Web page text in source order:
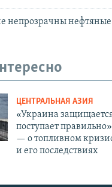
непрозрачны
ЦЕНТРАЛЬНАЯ АЗИЯ
«Украина
поступает
— о топливном
и его последствиях